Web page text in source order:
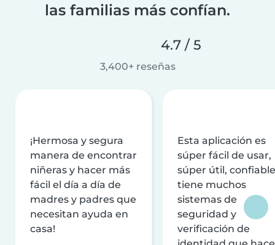
las familias más confían.
4.7 / 5
3,400+ reseñas
¡Hermosa y segura
manera de encontrar
niñeras y hacer más
fácil el día a día de
madres y padres que
necesitan ayuda en
casa!
Esta aplicación es
súper fácil de usar,
súper útil,
tiene muchos
sistemas de
seguridad y
verificación de